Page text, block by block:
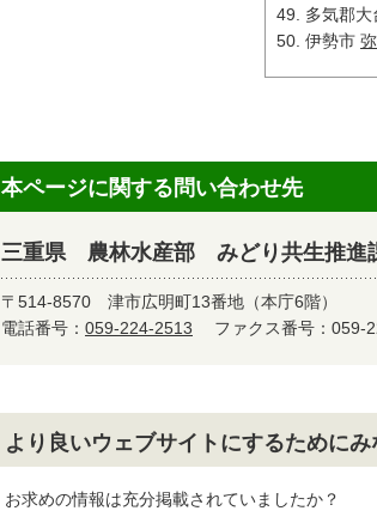
多気郡大
伊勢市
本ページに関する問い合わせ先
三重県 農林水産部 みどり共生推進
〒514-8570 津市広明町13番地（本庁6階）
電話番号： 059-224-2513 ファクス番号：
より良いウェブサイトにするために
お求めの情報は充分掲載されていましたか？